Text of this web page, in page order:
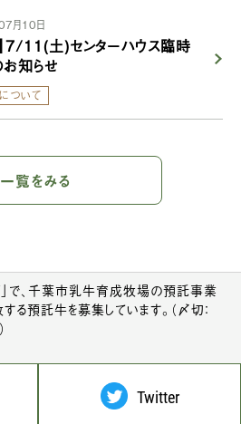
月10日
7/11(土)センターハウス臨時
知らせ
ついて
一覧をみる
」で、千葉市乳牛育成牧場の預託事業
る預託牛を募集しています。（〆切：
Twitter